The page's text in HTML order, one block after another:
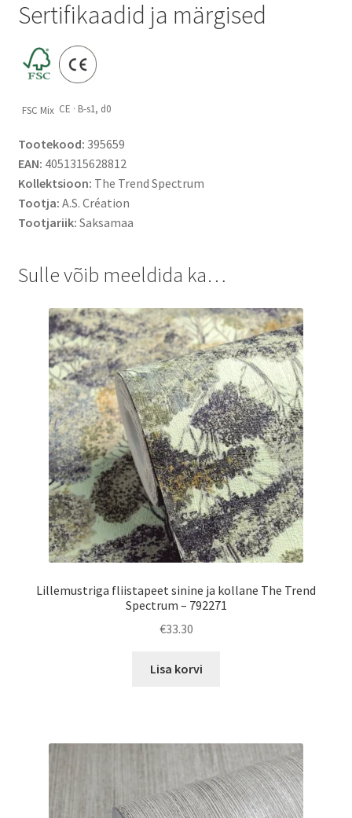
Sertifikaadid ja märgised
FSC Mix CE · B-s1, d0
Tootekood: 395659
EAN: 4051315628812
Kollektsioon: The Trend Spectrum
Tootja: A.S. Création
Tootjariik: Saksamaa
Sulle võib meeldida ka…
Lillemustriga fliistapeet sinine ja kollane The Trend
Spectrum – 792271
€33.30
Lisa korvi